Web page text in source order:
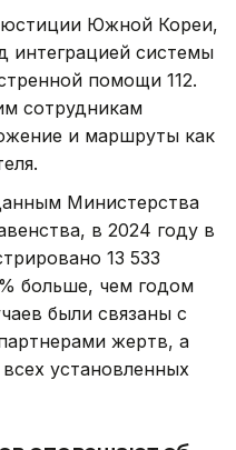
Южной Кореи,
интеграцией системы
помощи 112.
сотрудникам
и маршруты как
Министерства
в 2024 году в
13 533
больше, чем годом
были связаны с
жертв, а
установленных